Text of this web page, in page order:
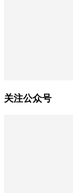
关注公众号